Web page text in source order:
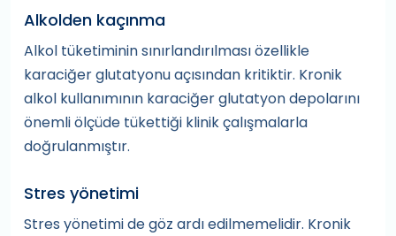
Alkolden kaçınma
Alkol tüketiminin sınırlandırılması özellikle
karaciğer glutatyonu açısından kritiktir. Kronik
alkol kullanımının karaciğer glutatyon depolarını
önemli ölçüde tükettiği klinik çalışmalarla
doğrulanmıştır.
Stres yönetimi
Stres yönetimi de göz ardı edilmemelidir. Kronik